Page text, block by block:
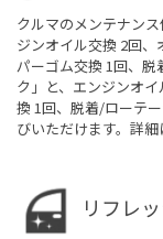
クルマのメンテナン
ジンオイル交換 2回
パーゴム交換 1回、
ク」と、エンジンオ
換 1回、脱着/ローテ
びいただけます。詳
リフレ